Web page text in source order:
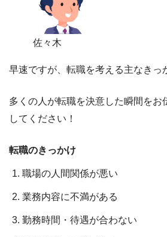
佐々木
早速ですが、 転職を考える主なきっ
多くの人が転職を決意した瞬間をお
してください！
転職のきっかけ
職場の人間関係が悪い
業務内容に不満がある
勤務時間・待遇が合わない